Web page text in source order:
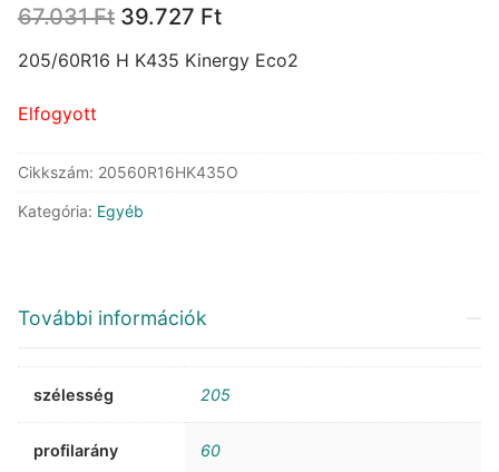
67.031Ft Original
was:
39.727 FtCurrent
is:
205/60R16 H K435 Kinergy Eco2
Elfogyott
Cikkszám: 20560R16HK435O
Kategória: Egyéb
További információk
szélesség 205
profilarány 60